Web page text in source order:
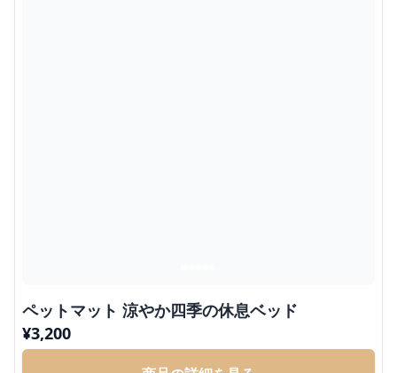
ペットマット 涼やか四季の休息ベッド
¥3,200